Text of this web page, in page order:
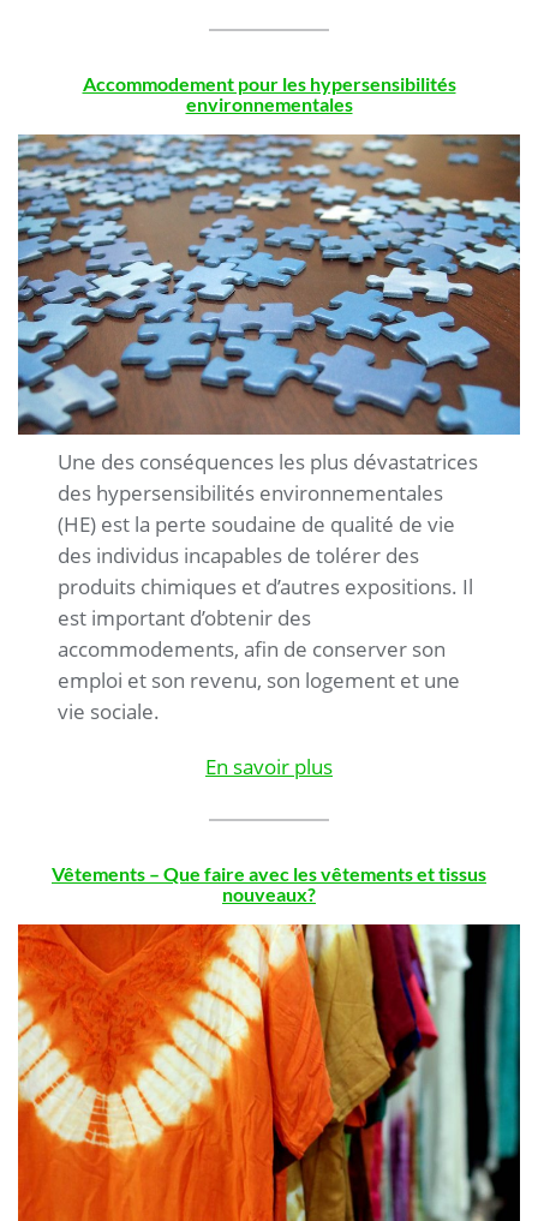
Accommodement pour les hypersensibilités
environnementales
Une des conséquences les plus dévastatrices
des hypersensibilités environnementales
(HE) est la perte soudaine de qualité de vie
des individus incapables de tolérer des
produits chimiques et d’autres expositions. Il
est important d’obtenir des
accommodements, afin de conserver son
emploi et son revenu, son logement et une
vie sociale.
En savoir plus
Vêtements – Que faire avec les vêtements et tissus
nouveaux?